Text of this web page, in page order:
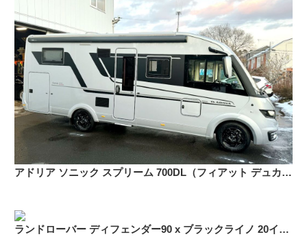
アドリア ソニック スプリーム 700DL（フィアット デュカト） 16インチ スタッドレス ブリヂストン ブリザック W989「225/75R16」
ランドローバー ディフェンダー90 x ブラックライノ 20インチ スタッドレスタイヤ